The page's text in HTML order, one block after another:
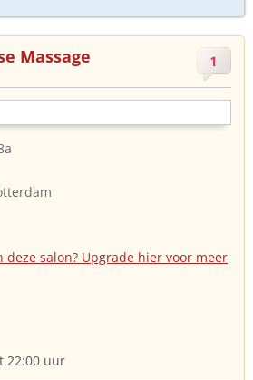
Massage 1
deze salon? Upgrade hier voor meer
22:00 uur